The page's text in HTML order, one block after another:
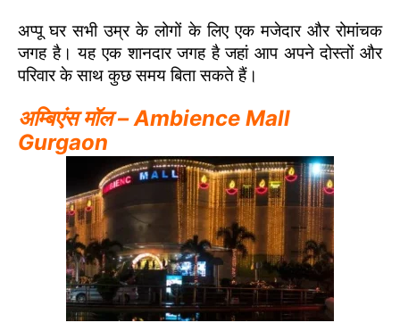
अप्पू घर सभी उम्र के लोगों के लिए एक मजेदार और रोमांचक
जगह है। यह एक शानदार जगह है जहां आप अपने दोस्तों और
परिवार के साथ कुछ समय बिता सकते हैं।
अम्बिएंस मॉल – Ambience Mall
Gurgaon